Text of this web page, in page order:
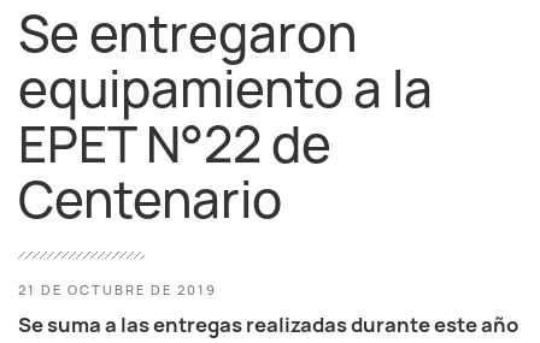
Se entregaron
equipamiento a la
EPET N°22 de
Centenario
21 DE OCTUBRE DE 2019
Se suma a las entregas realizadas durante este año